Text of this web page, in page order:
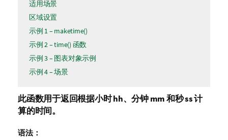
适用场景
区域设置
示例 1 – maketime()
示例 2 – time() 函数
示例 3 – 图表对象示例
示例 4 – 场景
此函数用于返回根据小时hh、分钟mm和秒ss计
算的时间。
语法：